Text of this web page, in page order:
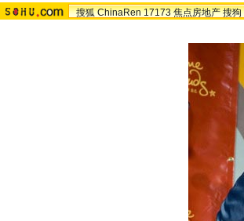
搜狐 ChinaRen 17173 焦点房地产 搜狗